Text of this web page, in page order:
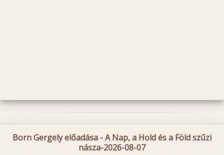
Born Gergely előadása - A Nap, a Hold és a Föld szűzi
násza-2026-08-07